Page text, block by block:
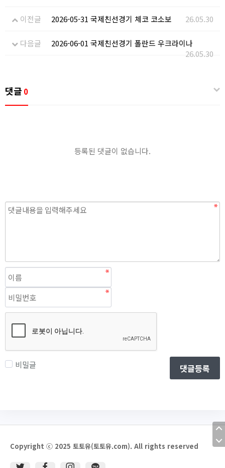
이전글 2026-05-31 국제친선경기 체코 코소보 26.05.30
다음글
2026-06-01 국제친선경기 폴란드 우크라이나
26.05.30
댓글 0
등록된 댓글이 없습니다.
비밀글 댓글등록
Copyright ⓒ 2025 토토유(토토유.com). All rights reserved